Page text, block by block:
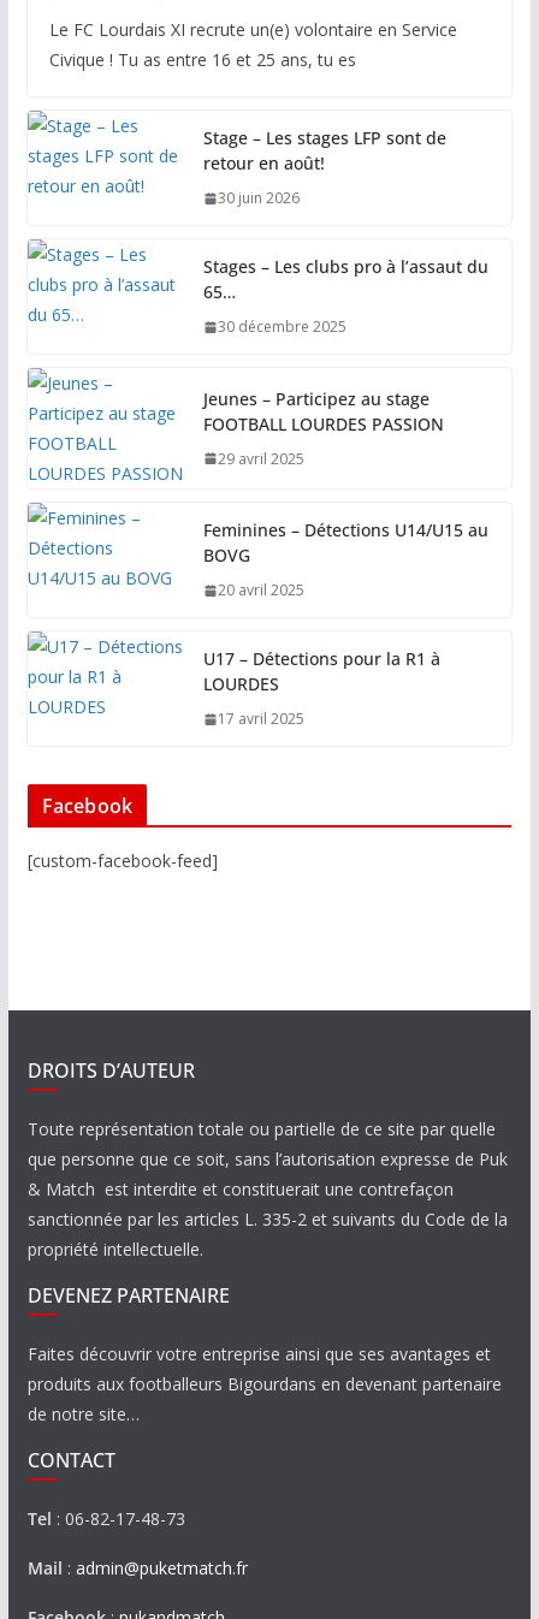
Le FC Lourdais XI recrute un(e) volontaire en Service
Civique ! Tu as entre 16 et 25 ans, tu es
Stage – Les stages LFP sont de
retour en août!
30 juin 2026
Stages – Les clubs pro à l’assaut du
65…
30 décembre 2025
Jeunes – Participez au stage
FOOTBALL LOURDES PASSION
29 avril 2025
Feminines – Détections U14/U15 au
BOVG
20 avril 2025
U17 – Détections pour la R1 à
LOURDES
17 avril 2025
Facebook
[custom-facebook-feed]
DROITS D’AUTEUR
Toute représentation totale ou partielle de ce site par quelle
que personne que ce soit, sans l’autorisation expresse de Puk
& Match est interdite et constituerait une contrefaçon
sanctionnée par les articles L. 335-2 et suivants du Code de la
propriété intellectuelle.
DEVENEZ PARTENAIRE
Faites découvrir votre entreprise ainsi que ses avantages et
produits aux footballeurs Bigourdans en devenant partenaire
de notre site…
CONTACT
Tel : 06-82-17-48-73
Mail : admin@puketmatch.fr